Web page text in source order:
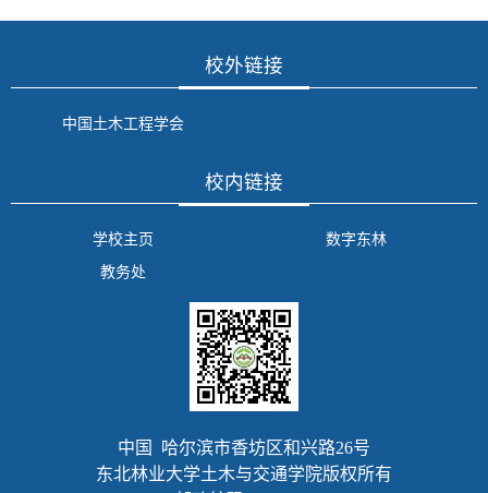
校外链接
中国土木工程学会
校内链接
学校主页
数字东林
教务处
中国 哈尔滨市香坊区和兴路26号
东北林业大学土木与交通学院版权所有